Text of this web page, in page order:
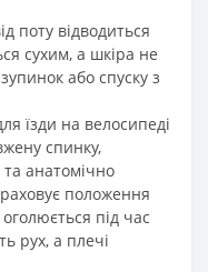
поту відводиться
сухим, а шкіра не
або спуску з
їзди на велосипеді
спинку,
анатомічно
положення
під час
рух, а плечі